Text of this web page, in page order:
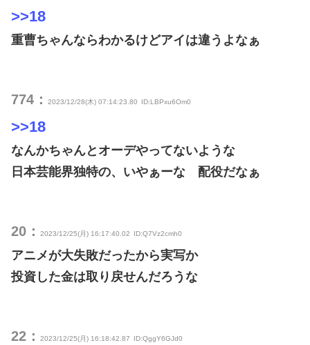
>>18
重曹ちゃんならわかるけどアイは違うよなぁ
774： 2023/12/28(木) 07:14:23.80 ID:LBPxu6Om0
>>18
なんかちゃんとオーデやってないような
日本芸能界独特の、いやぁーな 配役だなぁ
20： 2023/12/25(月) 16:17:40.02 ID:Q7Vz2cmh0
アニメが大失敗だったから実写か
投資した金は取り戻せんだろうな
22： 2023/12/25(月) 16:18:42.87 ID:QggY6GJd0